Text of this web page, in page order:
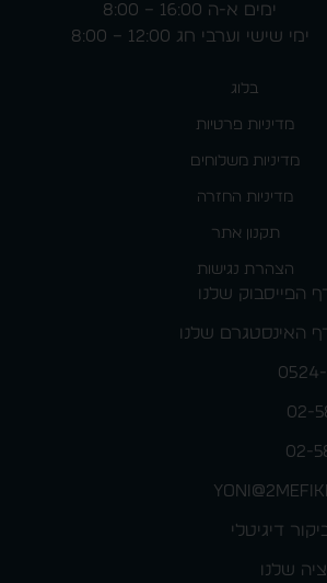
ימים א-ה 16:00 – 8:00
ימי שישי וערבי חג 12:00 – 8:00
בלוג
מדיניות פרטיות
מדיניות משלוחים
מדיניות החזרה
תקנון אתר
הצהרת נגישות
הפייסבוק שלנו
האינסטגרם שלנו
02-
02-
דיגיטלי
שלנו